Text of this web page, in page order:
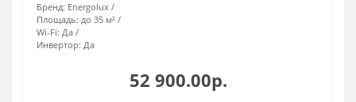
Бренд: Energolux
Площадь: до 35 м²
Wi-Fi: Да
Инвертор: Да
52 900.00р.